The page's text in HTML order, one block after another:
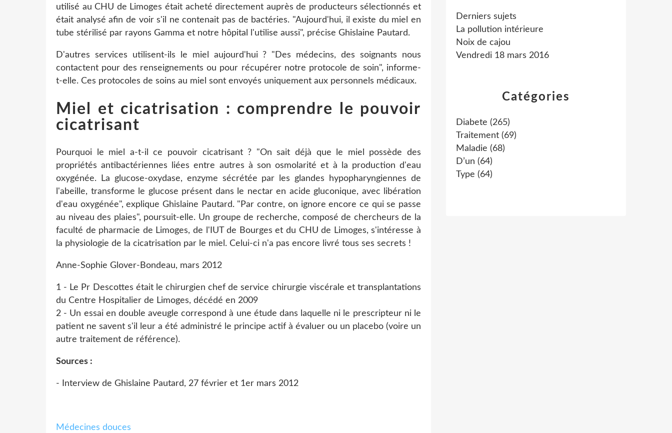
utilisé au CHU de Limoges était acheté directement auprès de producteurs sélectionnés et
était analysé afin de voir s'il ne contenait pas de bactéries. "Aujourd'hui, il existe du miel en
tube stérilisé par rayons Gamma et notre hôpital l'utilise aussi", précise Ghislaine Pautard.
D'autres services utilisent-ils le miel aujourd'hui ? "Des médecins, des soignants nous
contactent pour des renseignements ou pour récupérer notre protocole de soin", informe-
t-elle. Ces protocoles de soins au miel sont envoyés uniquement aux personnels médicaux.
Miel et cicatrisation : comprendre le pouvoir
cicatrisant
Pourquoi le miel a-t-il ce pouvoir cicatrisant ? "On sait déjà que le miel possède des
propriétés antibactériennes liées entre autres à son osmolarité et à la production d'eau
oxygénée. La glucose-oxydase, enzyme sécrétée par les glandes hypopharyngiennes de
l'abeille, transforme le glucose présent dans le nectar en acide gluconique, avec libération
d'eau oxygénée", explique Ghislaine Pautard. "Par contre, on ignore encore ce qui se passe
au niveau des plaies", poursuit-elle. Un groupe de recherche, composé de chercheurs de la
faculté de pharmacie de Limoges, de l'IUT de Bourges et du CHU de Limoges, s'intéresse à
la physiologie de la cicatrisation par le miel. Celui-ci n'a pas encore livré tous ses secrets !
Anne-Sophie Glover-Bondeau, mars 2012
1 - Le Pr Descottes était le chirurgien chef de service chirurgie viscérale et transplantations
du Centre Hospitalier de Limoges, décédé en 2009
2 - Un essai en double aveugle correspond à une étude dans laquelle ni le prescripteur ni le
patient ne savent s'il leur a été administré le principe actif à évaluer ou un placebo (voire un
autre traitement de référence).
Sources :
- Interview de Ghislaine Pautard, 27 février et 1er mars 2012
Médecines douces
Catégories
Diabete (265)
Traitement (69)
Maladie (68)
D’un (64)
Type (64)
Derniers sujets
La pollution intérieure
Noix de cajou
Vendredi 18 mars 2016